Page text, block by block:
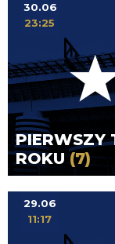
PIERWSZY
ROKU (7)
30.06
23:25
29.06
11:17